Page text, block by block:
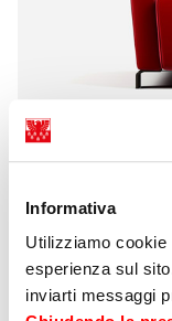
Informativa
Utilizziamo
esperienza sul
inviarti messaggi
ContoNon
Il conto che
altri.